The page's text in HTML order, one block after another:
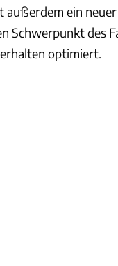
außerdem ein
Schwerpunkt des
optimiert.